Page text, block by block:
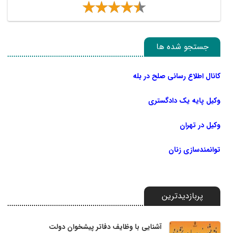
جستجو شده ها
کانال اطلاع رسانی صلح در بله
وکیل پایه یک دادگستری
وکیل در تهران
توانمندسازی زنان
پربازدیدترین
آشنایی با وظایف دفاتر پیشخوان دولت